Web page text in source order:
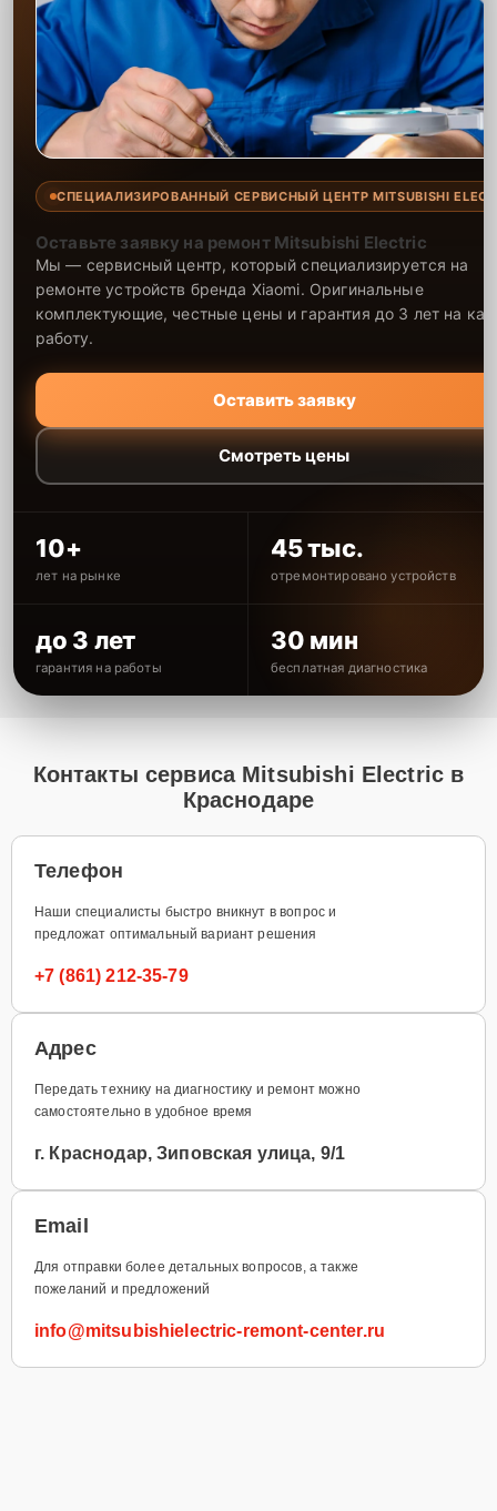
СПЕЦИАЛИЗИРОВАННЫЙ СЕРВИСНЫЙ ЦЕНТР MITSUBISHI
Оставьте заявку на ремонт Mitsubishi Electric
Мы — сервисный центр, который специализируется на
ремонте устройств бренда Xiaomi. Оригинальные
комплектующие, честные цены и гарантия до 3 лет на
работу.
Оставить заявку
Смотреть цены
10+
лет на рынке
45 тыс.
отремонтировано устройств
до 3 лет
гарантия на работы
30 мин
бесплатная диагностика
Контакты сервиса Mitsubishi Electric в
Краснодаре
Телефон
Наши специалисты быстро вникнут в вопрос и
предложат оптимальный вариант решения
+7 (861) 212-35-79
Адрес
Передать технику на диагностику и ремонт можно
самостоятельно в удобное время
г. Краснодар, Зиповская улица, 9/1
Email
Для отправки более детальных вопросов, а также
пожеланий и предложений
info@mitsubishielectric-remont-center.ru